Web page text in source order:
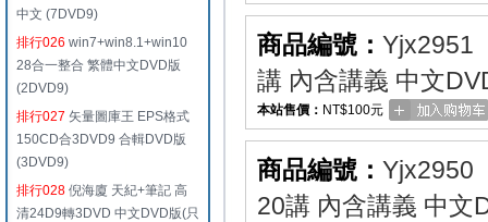
中文 (7DVD9)
排行026 win7+win8.1+win10
28合一整合 繁體中文DVD版
(2DVD9)
排行027 矢量圖庫王 EPS格式
150CD合3DVD9 合輯DVD版
(3DVD9)
排行028 倪海廈 天紀+筆記 高
清24D9轉3DVD 中文DVD版(只
商品編號： Yjx2951
講 內含講義 中文
本站售價： NT$100元
商品編號： Yjx2950
20講 內含講義 中文